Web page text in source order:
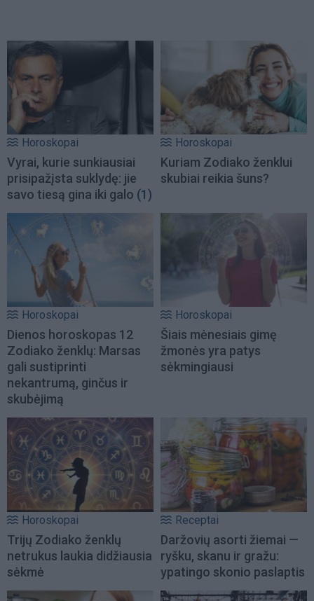
Horoskopai
Vyrai, kurie sunkiausiai
prisipažįsta suklydę: jie
savo tiesą gina iki galo (1)
Horoskopai
Kuriam Zodiako ženklui
skubiai reikia šuns?
Horoskopai
Dienos horoskopas 12
Zodiako ženklų: Marsas
gali sustiprinti
nekantrumą, ginčus ir
skubėjimą
Horoskopai
Šiais mėnesiais gimę
žmonės yra patys
sėkmingiausi
Horoskopai
Trijų Zodiako ženklų
netrukus laukia didžiausia
sėkmė
Receptai
Daržovių asorti žiemai —
ryšku, skanu ir gražu:
ypatingo skonio paslaptis